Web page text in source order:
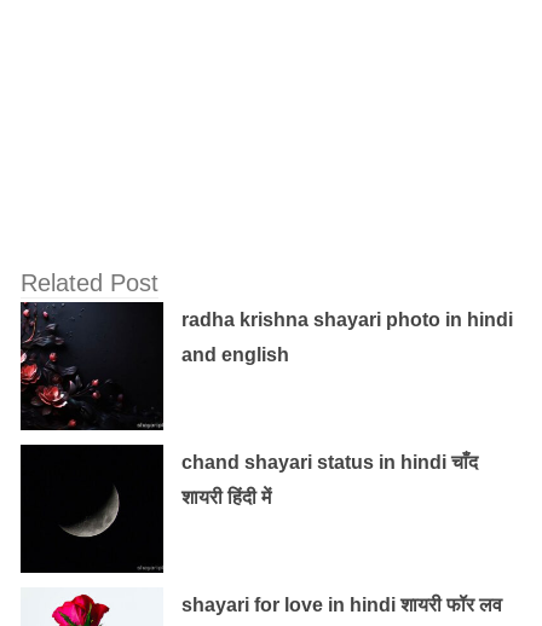
Related Post
radha krishna shayari photo in hindi
and english
chand shayari status in hindi चाँद
शायरी हिंदी में
shayari for love in hindi शायरी फॉर लव